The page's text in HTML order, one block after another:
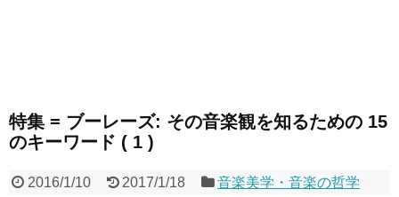
特集 = ブーレーズ: その音楽観を知るための 15
のキーワード ( 1 )
2016/1/10 2017/1/18 音楽美学・音楽の哲学